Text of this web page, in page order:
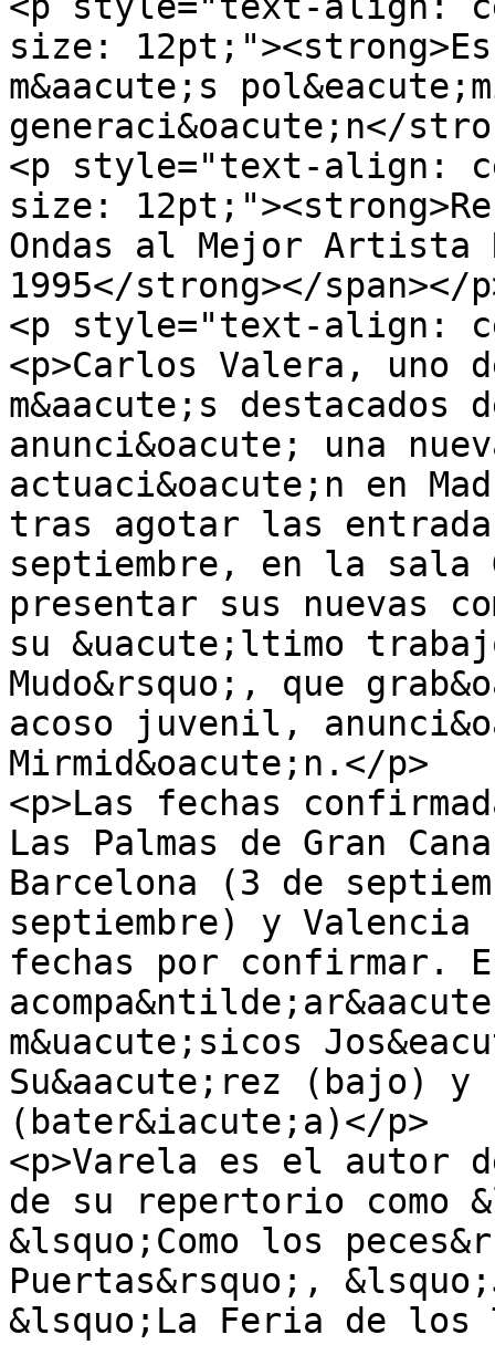
size:
m&aacute;s
generaci&oacute;n</
<p style="text-align:
size:
Ondas al Mejor Artista
1995</strong></span></
<p style="text-align:
<p>Carlos Valera, uno
m&aacute;s destacados
anunci&oacute; una
actuaci&oacute;n en
tras agotar las
septiembre, en la
presentar sus nuevas
su &uacute;ltimo
Mudo&rsquo;, que
acoso juvenil,
Mirmid&oacute;n.</p>
<p>Las fechas
Las Palmas de Gran
Barcelona (3 de
septiembre) y
fechas por confirmar.
m&uacute;sicos
Su&aacute;rez (bajo) y
(bater&iacute;a)</p>
<p>Varela es el autor
de su repertorio como
&lsquo;Como los
Puertas&rsquo;,
&lsquo;La Feria de los